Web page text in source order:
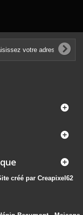
créé par Creapixel62